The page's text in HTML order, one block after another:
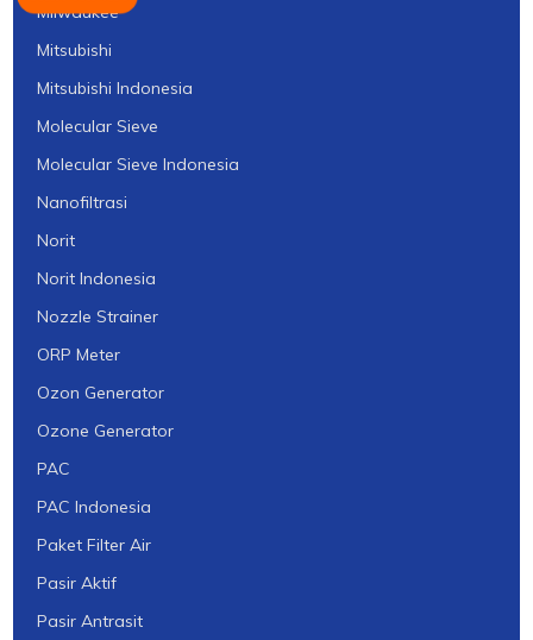
Milwaukee
Mitsubishi
Mitsubishi Indonesia
Molecular Sieve
Molecular Sieve Indonesia
Nanofiltrasi
Norit
Norit Indonesia
Nozzle Strainer
ORP Meter
Ozon Generator
Ozone Generator
PAC
PAC Indonesia
Paket Filter Air
Pasir Aktif
Pasir Antrasit